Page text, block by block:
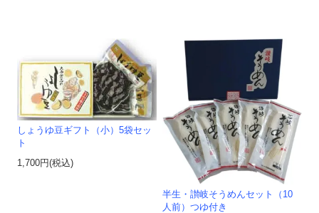
しょうゆ豆ギフト（小）5袋セッ
ト
1,700円(税込)
半生・讃岐そうめんセット（10
人前）つゆ付き